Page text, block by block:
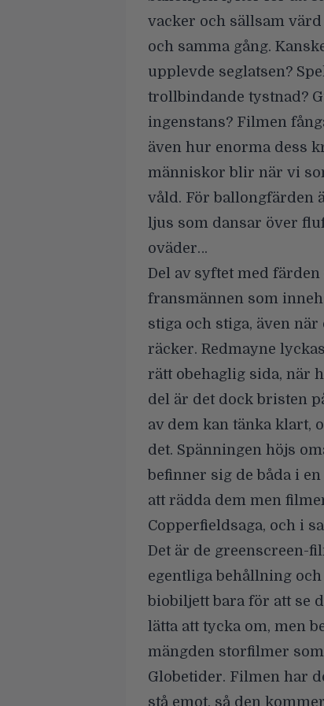
vacker och sällsam
och samma gång.
upplevde seglatsen?
trollbindande tystnad?
ingenstans? Filmen
även hur enorma dess
människor blir när vi
våld. För ballongfärden
ljus som dansar över
oväder…
Del av syftet med
fransmännen som
stiga och stiga, även
räcker. Redmayne
rätt obehaglig sida, när
del är det dock bristen
av dem kan tänka klart,
det. Spänningen höjs
befinner sig de båda i
att rädda dem men
Copperfieldsaga, och i
Det är de greenscreen-
egentliga behållning
biobiljett bara för att se
lätta att tycka om, men
mängden storfilmer
Globetider. Filmen har
stå emot, så den